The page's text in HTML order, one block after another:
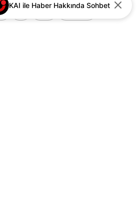
+ Paylaş
KAI ile Haber Hakkında Sohbet